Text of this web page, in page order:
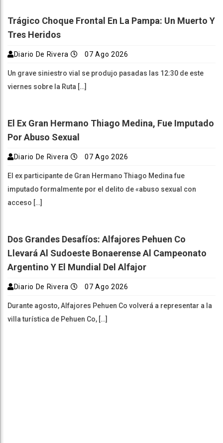
Trágico Choque Frontal En La Pampa: Un Muerto Y
Tres Heridos
Diario De Rivera 07 Ago 2026
Un grave siniestro vial se produjo pasadas las 12:30 de este
viernes sobre la Ruta […]
El Ex Gran Hermano Thiago Medina, Fue Imputado
Por Abuso Sexual
Diario De Rivera 07 Ago 2026
El ex participante de Gran Hermano Thiago Medina fue
imputado formalmente por el delito de «abuso sexual con
acceso […]
Dos Grandes Desafíos: Alfajores Pehuen Co
Llevará Al Sudoeste Bonaerense Al Campeonato
Argentino Y El Mundial Del Alfajor
Diario De Rivera 07 Ago 2026
Durante agosto, Alfajores Pehuen Co volverá a representar a la
villa turística de Pehuen Co, […]